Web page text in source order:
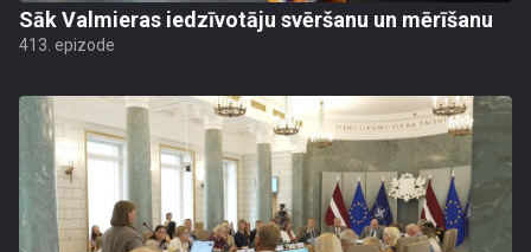
Sāk Valmieras iedzīvotāju svēršanu un mērīšanu
413. epizode